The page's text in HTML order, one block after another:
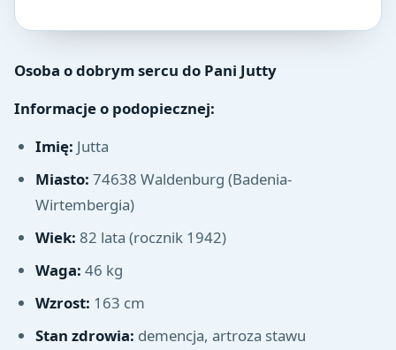
Osoba o dobrym sercu do Pani Jutty
Informacje o podopiecznej:
Imię: Jutta
Miasto: 74638 Waldenburg (Badenia-
Wirtembergia)
Wiek: 82 lata (rocznik 1942)
Waga: 46 kg
Wzrost: 163 cm
Stan zdrowia: demencja, artroza stawu